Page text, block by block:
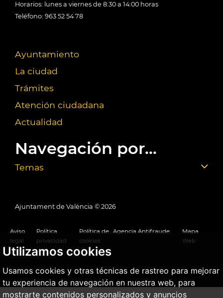
Utilizamos cookies
Usamos cookies y otras técnicas de rastreo para mejorar
tu experiencia de navegación en nuestra web, para
mostrarte contenidos personalizados y anuncios
Horarios: lunes a viernes de 8:30 a 14:00 horas
Teléfono: 963 52 54 78
Ayuntamiento
La ciudad
Trámites
Atención ciudadana
Actualidad
Navegación por...
Temas
Ajuntament de València © 2026
Aviso
legal
Política
privacidad
Política de
cookies
Agencia Antifraude
Mapa
Web